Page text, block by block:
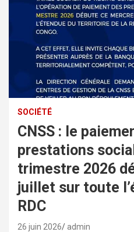
SOCIÉTÉ
CNSS : le
prestations
trimestre 2026
juillet sur toute
RDC
26 juin 2026 admin